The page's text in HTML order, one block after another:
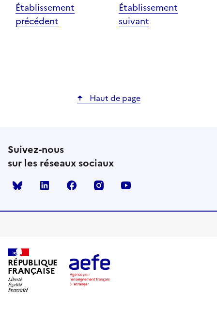
Établissement
précédent
Établissement
suivant
Haut de page
Suivez-nous
sur les réseaux sociaux
Bluesky linkedin facebook instagram
RÉPUBLIQUE
FRANÇAISE